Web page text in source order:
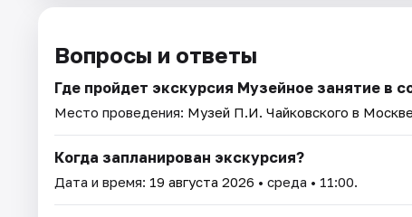
Вопросы и ответы
Где пройдет экскурсия Музейное занятие в
Место проведения: Музей П.И. Чайковского в Москве
Когда запланирован экскурсия?
Дата и время: 19 августа 2026 • среда • 11:00.